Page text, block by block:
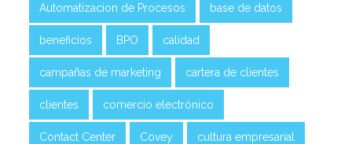
Automatizacion de Procesos base de datos
beneficios BPO calidad
campañas de marketing cartera de clientes
clientes comercio electrónico
Contact Center Covey cultura empresarial